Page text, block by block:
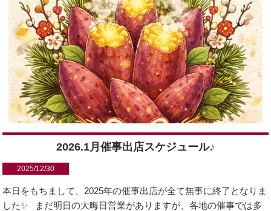
2026.1月催事出店スケジュール♪
2025/12/30
本日をもちまして、2025年の催事出店が全て無事に終了となりま
した✨ まだ明日の大晦日営業がありますが、各地の催事では多